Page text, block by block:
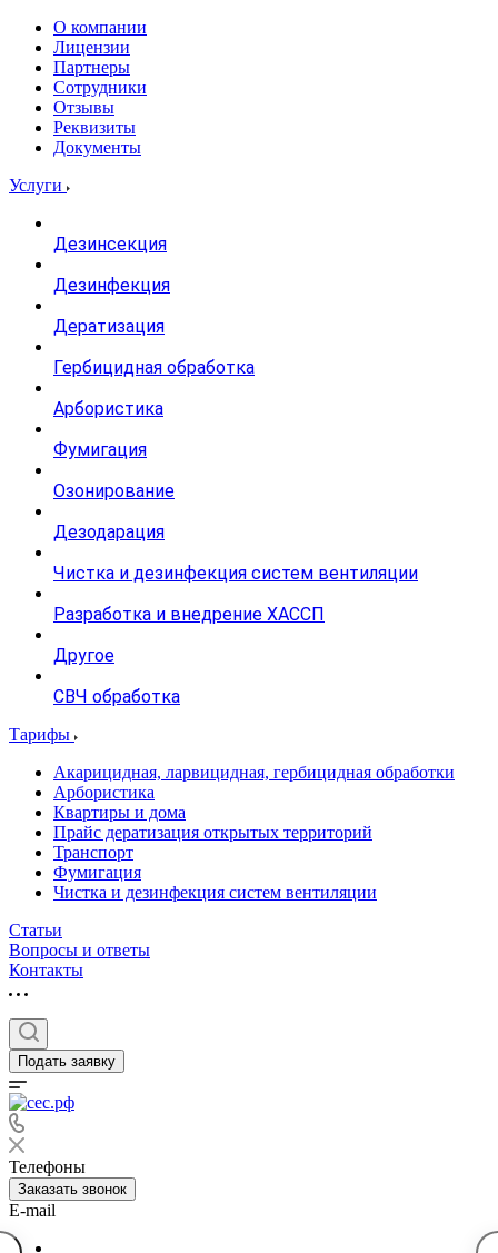
О компании
Лицензии
Партнеры
Сотрудники
Отзывы
Реквизиты
Документы
Услуги
Дезинсекция
Дезинфекция
Дератизация
Гербицидная обработка
Арбористика
Фумигация
Озонирование
Дезодарация
Чистка и дезинфекция систем вентиляции
Разработка и внедрение ХАССП
Другое
СВЧ обработка
Тарифы
Акарицидная, ларвицидная, гербицидная обработки
Арбористика
Квартиры и дома
Прайс дератизация открытых территорий
Транспорт
Фумигация
Чистка и дезинфекция систем вентиляции
Статьи
Вопросы и ответы
Контакты
Подать заявку
Телефоны
Заказать звонок
E-mail